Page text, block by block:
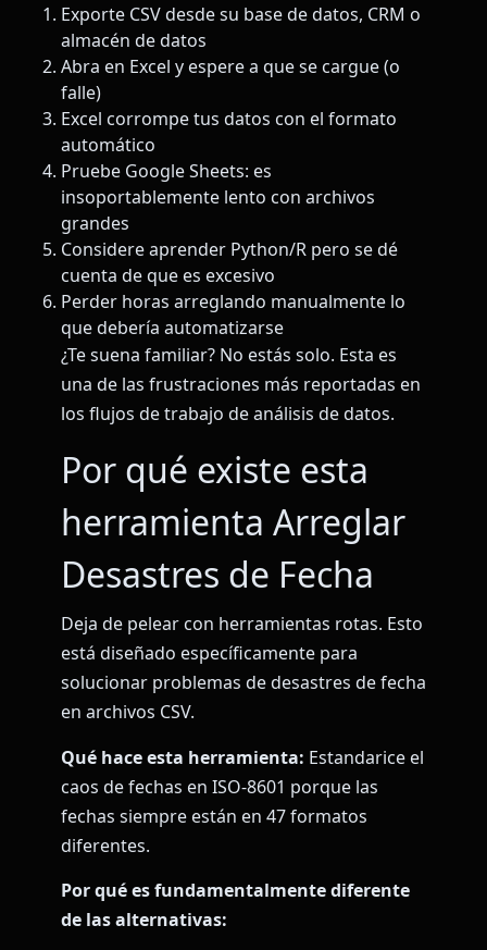
Exporte CSV desde su base de datos, CRM o
almacén de datos
Abra en Excel y espere a que se cargue (o
falle)
Excel corrompe tus datos con el formato
automático
Pruebe Google Sheets: es
insoportablemente lento con archivos
grandes
Considere aprender Python/R pero se dé
cuenta de que es excesivo
Perder horas arreglando manualmente lo
que debería automatizarse
¿Te suena familiar? No estás solo. Esta es
una de las frustraciones más reportadas en
los flujos de trabajo de análisis de datos.
Por qué existe esta
herramienta Arreglar
Desastres de Fecha
Deja de pelear con herramientas rotas. Esto
está diseñado específicamente para
solucionar problemas de desastres de fecha
en archivos CSV.
Qué hace esta herramienta: Estandarice el
caos de fechas en ISO-8601 porque las
fechas siempre están en 47 formatos
diferentes.
Por qué es fundamentalmente diferente
de las alternativas: